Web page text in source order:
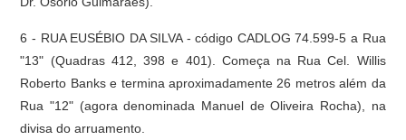
6 - RUA EUSÉBIO DA SILVA - código CADLOG 74.599-5 a Rua
"13" (Quadras 412, 398 e 401). Começa na Rua Cel. Willis
Roberto Banks e termina aproximadamente 26 metros além da
Rua "12" (agora denominada Manuel de Oliveira Rocha), na
divisa do arruamento.